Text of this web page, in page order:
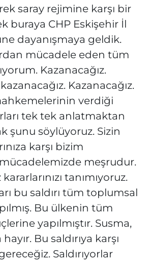
saray rejimine karşı bir
buraya CHP Eskişehir İl
dayanışmaya geldik.
mücadele eden tüm
Kazanacağız.
Kazanacağız.
verdiği
tek tek anlatmaktan
şunu söylüyoruz. Sizin
karşı bizim
meşrudur.
tanımıyoruz.
bu saldırı tüm toplumsal
Bu ülkenin tüm
yapılmıştır. Susma,
Bu saldırıya karşı
Saldırıyorlar